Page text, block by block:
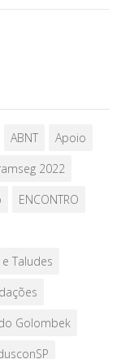
ABNT
Apoio
2022
ENCONTRO
Taludes
Golombek